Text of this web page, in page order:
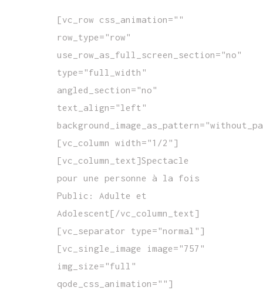
[vc_row css_animation=""
row_type="row"
use_row_as_full_screen_section="no"
type="full_width"
angled_section="no"
text_align="left"
[vc_column width="1/2"]
[vc_column_text]Spectacle
pour une personne à la fois
Public: Adulte et
Adolescent[/vc_column_text]
[vc_separator type="normal"]
[vc_single_image image="757"
img_size="full"
qode_css_animation=""]